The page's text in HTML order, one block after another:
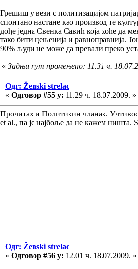
Грешиш у вези с политизацијом
спонтано настане као производ те
дође једна Свенка Савић која хоће да
тако бити цењенија и равноправнија.
90% људи не може да превали преко
« Задњи пут промењено: 11.31 ч.
Одг: Ženski strelac
« Одговор #55 у: 11.29 ч. 18.07.2009. »
Прочитах и Политикин чланак.
et al., па је најбоље да не кажем ништа.
Одг: Ženski strelac
« Одговор #56 у: 12.01 ч. 18.07.2009. »